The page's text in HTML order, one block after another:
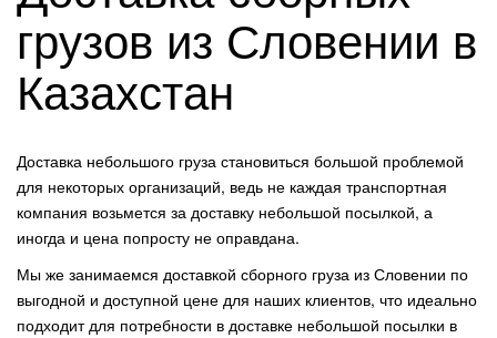
грузов из Словении в
Казахстан
Доставка небольшого груза становиться большой проблемой
для некоторых организаций, ведь не каждая транспортная
компания возьмется за доставку небольшой посылкой, а
иногда и цена попросту не оправдана.
Мы же занимаемся доставкой сборного груза из Словении по
выгодной и доступной цене для наших клиентов, что идеально
подходит для потребности в доставке небольшой посылки в